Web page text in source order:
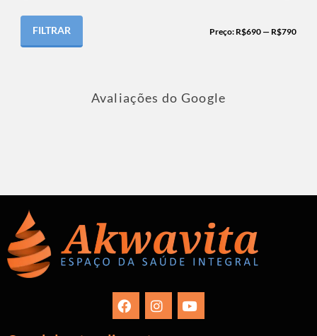
FILTRAR Preço: R$690 — R$790
Avaliações do Google